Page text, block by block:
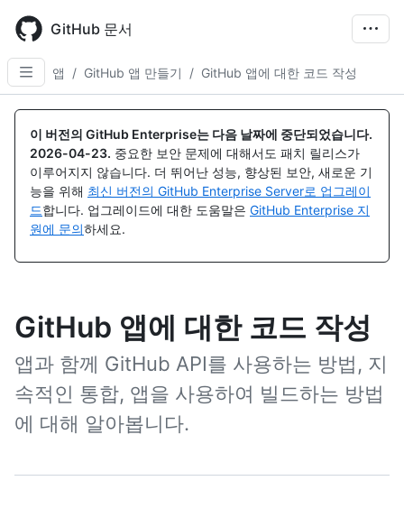
main
content
GitHub 문서
앱 / GitHub 앱 만들기 / GitHub 앱에 대한 코드 작성
이 버전의 GitHub Enterprise는 다음 날짜에 중단되었습니다.
2026-04-23. 중요한 보안 문제에 대해서도 패치 릴리스가
이루어지지 않습니다. 더 뛰어난 성능, 향상된 보안, 새로운 기
능을 위해 최신 버전의 GitHub Enterprise Server로 업그레이
드합니다. 업그레이드에 대한 도움말은 GitHub Enterprise 지
원에 문의하세요.
GitHub 앱에 대한 코드 작성
앱과 함께 GitHub API를 사용하는 방법, 지
속적인 통합, 앱을 사용하여 빌드하는 방법
에 대해 알아봅니다.